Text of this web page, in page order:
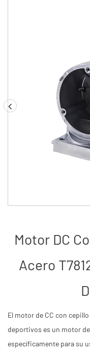
Servicios
Noticias
Contacto
Motor DC
Acero
El motor de CC con
deportivos es un motor
específicamente para su